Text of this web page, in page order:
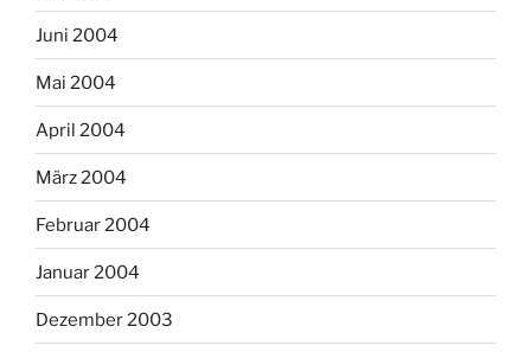
Juni 2004
Mai 2004
April 2004
März 2004
Februar 2004
Januar 2004
Dezember 2003